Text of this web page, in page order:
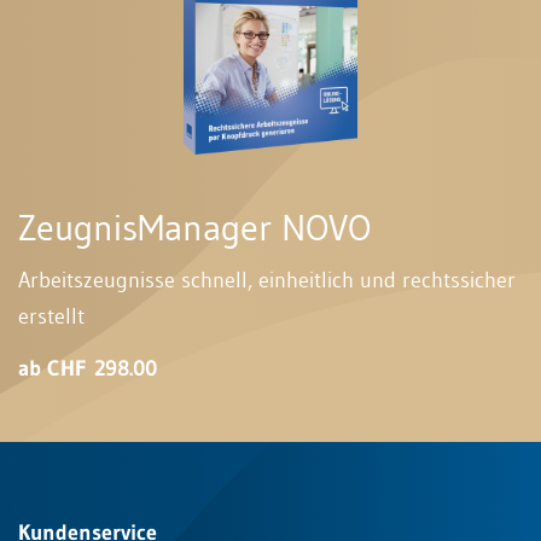
ZeugnisManager NOVO
Arbeitszeugnisse schnell, einheitlich und rechtssicher
erstellt
ab CHF 298.00
Kundenservice